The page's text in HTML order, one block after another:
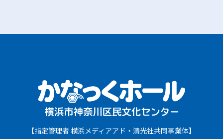
【指定管理者 横浜メディアアド・清光社共同事業体】